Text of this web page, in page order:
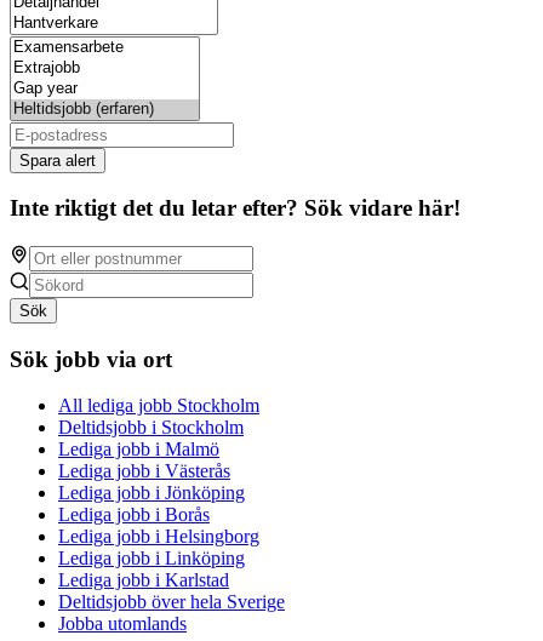
Spara alert
Inte riktigt det du letar efter? Sök vidare här!
Sök
Sök jobb via ort
All lediga jobb Stockholm
Deltidsjobb i Stockholm
Lediga jobb i Malmö
Lediga jobb i Västerås
Lediga jobb i Jönköping
Lediga jobb i Borås
Lediga jobb i Helsingborg
Lediga jobb i Linköping
Lediga jobb i Karlstad
Deltidsjobb över hela Sverige
Jobba utomlands